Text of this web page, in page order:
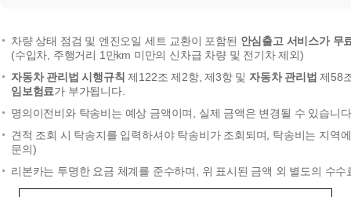
차량 상태 점검 및 엔진오일 세트 교환이 포함된 안심출고 서비스가 무
(수입차, 주행거리 1만km 미만의 신차급 차량 및 전기차 제외)
자동차 관리법 시행규칙 제122조 제2항, 제3항 및자동차 관리법 제58
임보험료가 부가됩니다.
명의이전비와 탁송비는 예상 금액이며, 실제 금액은 변경될 수 있습니
견적 조회 시 탁송지를 입력하셔야 탁송비가 조회되며, 탁송비는 지역
문의)
리본카는 투명한 요금 체계를 준수하며, 위 표시된 금액 외 별도의 수